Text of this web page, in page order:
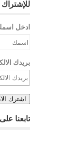
للإشتراك
ادخل
بريدك
تابعنا